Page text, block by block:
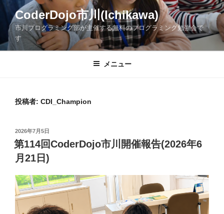
コ
ン
ツ
CoderDojo市川(Ichikawa)
市川プログラミング部が主催する無料のプログラミング勉強会で
す
メニュー
投稿者: CDI_Champion
投
稿
日:
2026年7月5日
第114回CoderDojo市川開催報告(2026年6
月21日)